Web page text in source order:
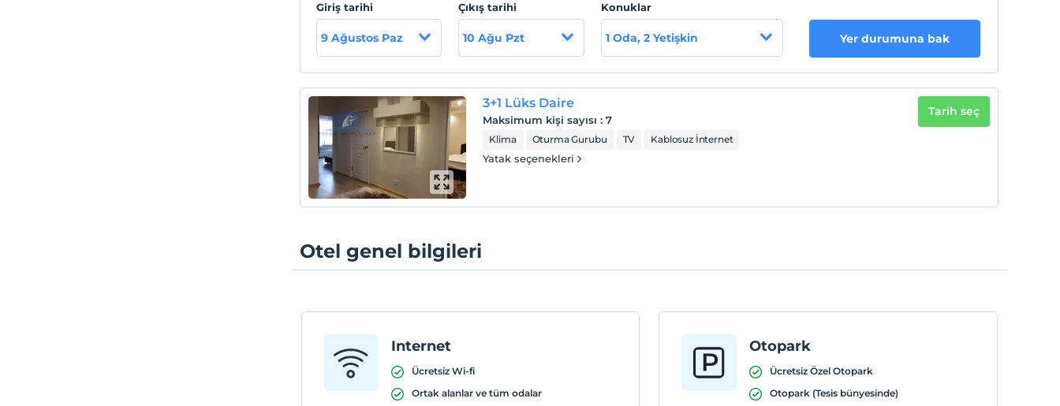
Giriş tarihi
9 Ağustos Paz
Çıkış tarihi
10 Ağu Pzt
Konuklar
1 Oda, 2 Yetişkin Yer durumuna bak
3+1 Lüks Daire
Maksimum kişi sayısı :7
Klima Oturma Gurubu TV Kablosuz İnternet
Yatak seçenekleri
Tarih seç
Otel genel bilgileri
Internet
Ücretsiz Wi-fi
Ortak alanlar ve tüm odalar
Otopark
Ücretsiz Özel Otopark
Otopark (Tesis bünyesinde)